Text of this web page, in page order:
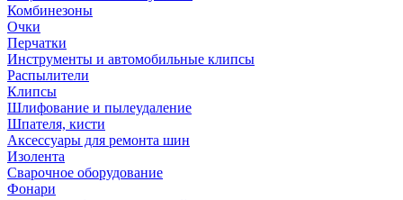
Комбинезоны
Очки
Перчатки
Инструменты и автомобильные клипсы
Распылители
Клипсы
Шлифование и пылеудаление
Шпателя, кисти
Аксессуары для ремонта шин
Изолента
Сварочное оборудование
Фонари